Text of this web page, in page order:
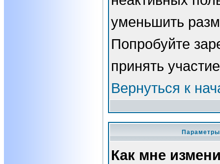
уменьшить
Попробуйте
принять
Вернуться к
Как мне